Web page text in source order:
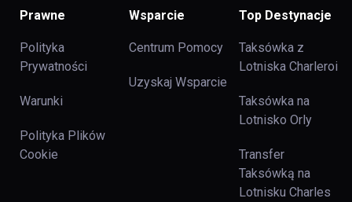
Prawne
Polityka
Prywatności
Warunki
Polityka Plików
Cookie
Wsparcie
Centrum Pomocy
Uzyskaj Wsparcie
Top Destynacje
Taksówka z
Lotniska Charleroi
Taksówka na
Lotnisko Orly
Transfer
Taksówką na
Lotnisku Charles